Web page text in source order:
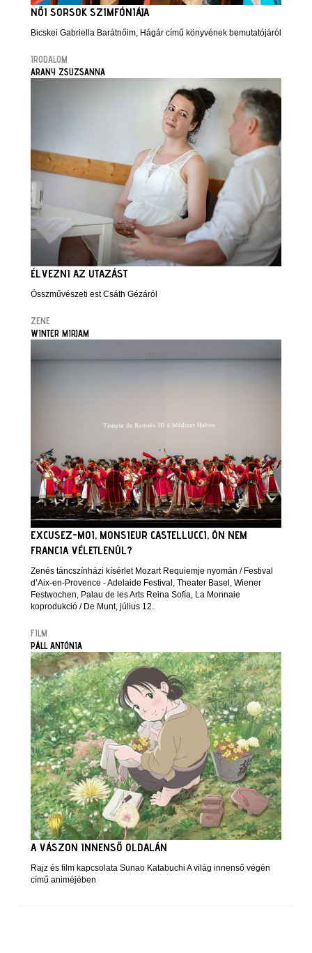
NŐI SORSOK SZIMFÓNIÁJA
Bicskei Gabriella Barátnőim, Hágár című könyvének bemutatójáról
IRODALOM
ARANY ZSUZSANNA
ÉLVEZNI AZ UTAZÁST
Összművészeti est Csáth Gézáról
ZENE
WINTER MIRJAM
EXCUSEZ-MOI, MONSIEUR CASTELLUCCI, ÖN NEM
FRANCIA VÉLETLENÜL?
Zenés táncszínházi kísérlet Mozart Requiemje nyomán / Festival
d’Aix-en-Provence - Adelaide Festival, Theater Basel, Wiener
Festwochen, Palau de les Arts Reina Sofía, La Monnaie
koprodukció / De Munt, július 12.
FILM
PÁLL ANTÓNIA
A VÁSZON INNENSŐ OLDALÁN
Rajz és film kapcsolata Sunao Katabuchi A világ innenső végén
című animéjében